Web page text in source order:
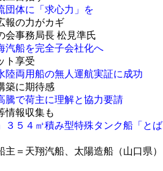
団体に「求心力」を
報の力がカギ
事務局長 松見準氏
汽船を完全子会社化へ
ト享受
陸両用船の無人運航実証に成功
築に期待感
騰で荷主に理解と協力要請
情報収集も
３５４㎥積み型特殊タンク船「とば
＝天翔汽船、太陽造船（山口県）